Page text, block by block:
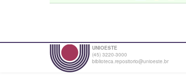
UNIOESTE
(45) 3220-3000
biblioteca.repositorio@unioeste.br